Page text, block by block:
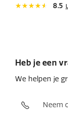
Heb je een
We helpen je
Neem
8.5